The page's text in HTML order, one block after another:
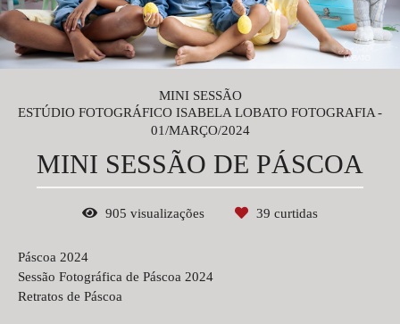
MINI SESSÃO
ESTÚDIO FOTOGRÁFICO ISABELA LOBATO FOTOGRAFIA
01/MARÇO/2024
MINI SESSÃO DE PÁSCOA
905 visualizações 39 curtidas
Páscoa 2024
Sessão Fotográfica de Páscoa 2024
Retratos de Páscoa